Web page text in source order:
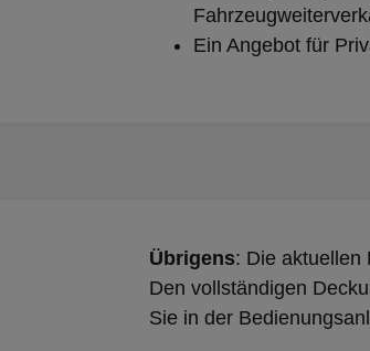
Ein Angebot für
Übrigens: Die aktuellen
Den vollständigen
Sie in der